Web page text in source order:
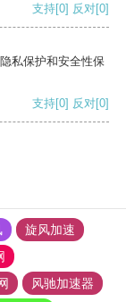
支持[0] 反对[0]
私保护和安全性保
支持[0] 反对[0]
旋风加速
风驰加速器